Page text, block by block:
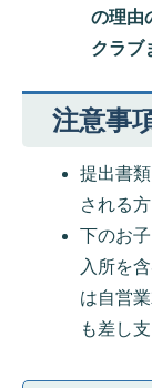
の理由
クラブ
注意事
提出書
される
下のお
入所を
は自営
も差し